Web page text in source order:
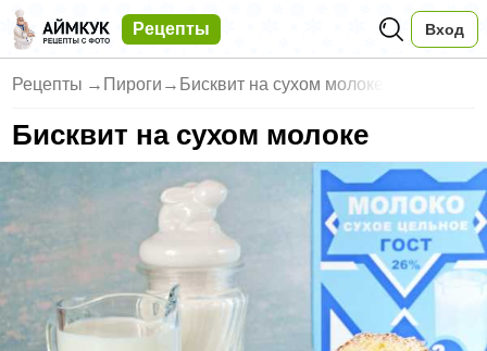
Рецепты Вход
Рецепты → Пироги → Бисквит на сухом молоке
Бисквит на сухом молоке